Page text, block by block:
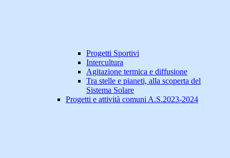
Progetti Sportivi
Intercultura
Agitazione termica e diffusione
Tra stelle e pianeti, alla scoperta del
Sistema Solare
Progetti e attività comuni A.S.2023-2024